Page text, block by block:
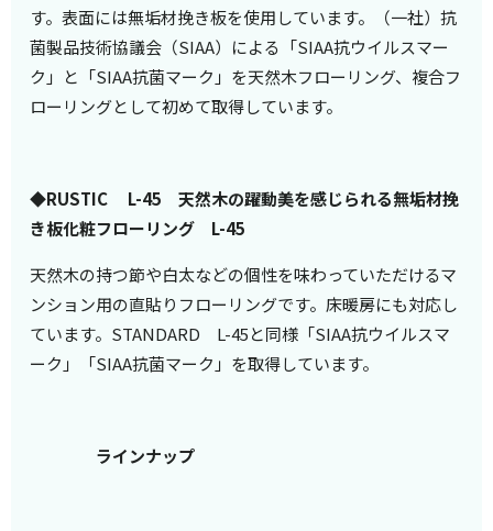
す。表面には無垢材挽き板を使用しています。（一社）抗
菌製品技術協議会（SIAA）による「SIAA抗ウイルスマー
ク」と「SIAA抗菌マーク」を天然木フローリング、複合フ
ローリングとして初めて取得しています。
◆RUSTIC L-45 天然木の躍動美を感じられる無垢材挽
き板化粧フローリング L-45
天然木の持つ節や白太などの個性を味わっていただけるマ
ンション用の直貼りフローリングです。床暖房にも対応し
ています。STANDARD L-45と同様「SIAA抗ウイルスマ
ーク」「SIAA抗菌マーク」を取得しています。
ラインナップ